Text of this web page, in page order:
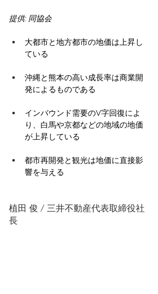
提供: 同協会
大都市と地方都市の地価は上昇し
ている
沖縄と熊本の高い成長率は商業開
発によるものである
インバウンド需要のV字回復によ
り、白馬や京都などの地域の地価
が上昇している
都市再開発と観光は地価に直接影
響を与える
植田 俊 / 三井不動産代表取締役社
長